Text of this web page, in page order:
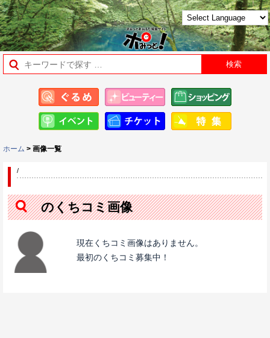
ホーム > 画像一覧
/
のくちコミ画像
現在くちコミ画像はありません。
最初のくちコミ募集中！